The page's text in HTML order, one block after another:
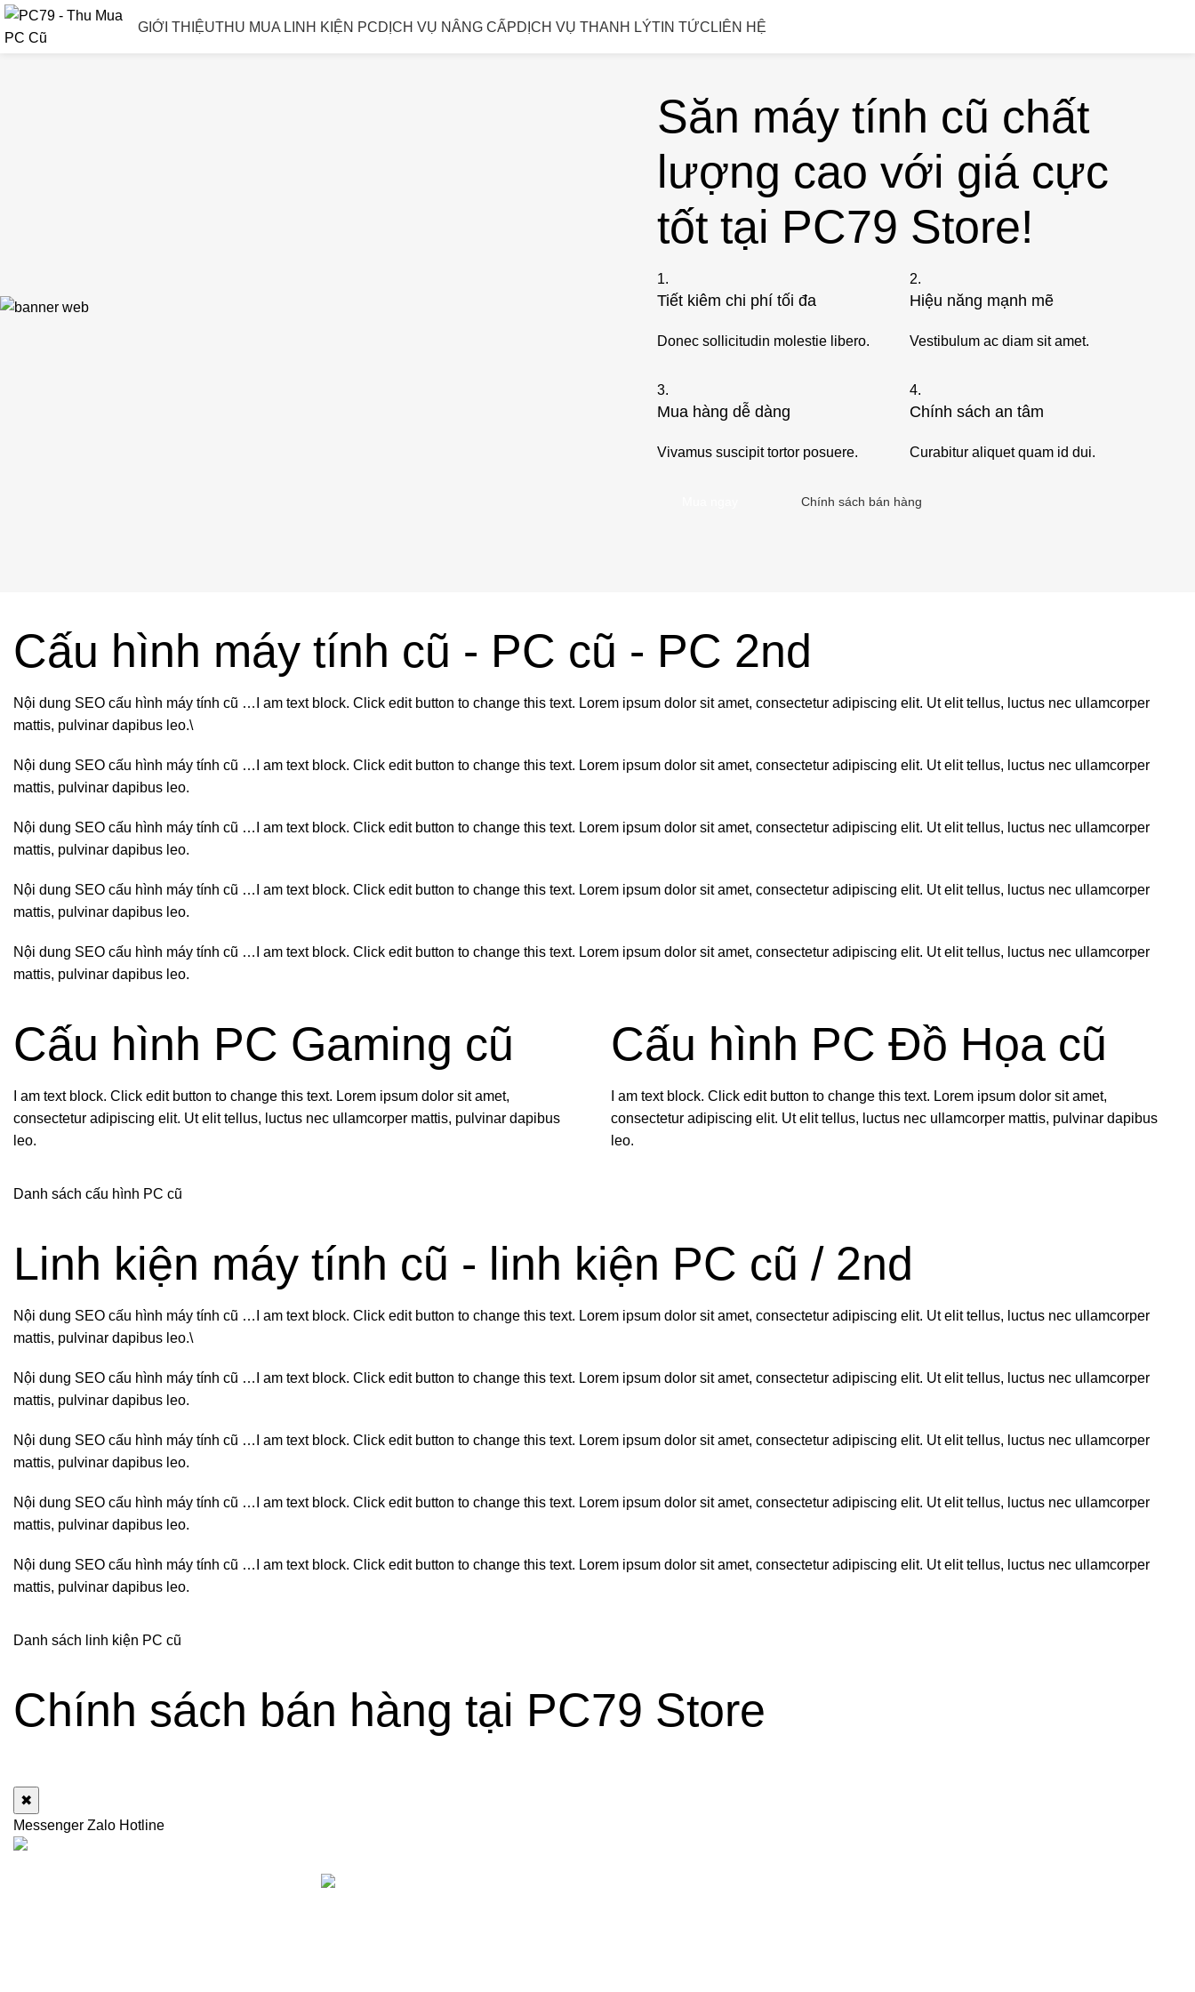
GIỚI THIỆUTHU MUA LINH KIỆN PCDỊCH VỤ NÂNG CẤPDỊCH VỤ THANH LÝTIN TỨC LIÊN HỆ
Săn máy tính cũ chất
lượng cao với giá cực
tốt tại PC79 Store!
1.
Tiết kiêm chi phí tối đa
Donec sollicitudin molestie libero.
2.
Hiệu năng mạnh mẽ
Vestibulum ac diam sit amet.
3.
Mua hàng dễ dàng
Vivamus suscipit tortor posuere.
4.
Chính sách an tâm
Curabitur aliquet quam id dui.
Chính sách bán hàng
Cấu hình máy tính cũ - PC cũ - PC 2nd
Nội dung SEO cấu hình máy tính cũ …I am text block. Click edit button to change this text. Lorem ipsum dolor sit amet, consectetur adipiscing elit. Ut elit tellus, luctus nec ullamcorper
mattis, pulvinar dapibus leo.\
Nội dung SEO cấu hình máy tính cũ …I am text block. Click edit button to change this text. Lorem ipsum dolor sit amet, consectetur adipiscing elit. Ut elit tellus, luctus nec ullamcorper
mattis, pulvinar dapibus leo.
Nội dung SEO cấu hình máy tính cũ …I am text block. Click edit button to change this text. Lorem ipsum dolor sit amet, consectetur adipiscing elit. Ut elit tellus, luctus nec ullamcorper
mattis, pulvinar dapibus leo.
Nội dung SEO cấu hình máy tính cũ …I am text block. Click edit button to change this text. Lorem ipsum dolor sit amet, consectetur adipiscing elit. Ut elit tellus, luctus nec ullamcorper
mattis, pulvinar dapibus leo.
Nội dung SEO cấu hình máy tính cũ …I am text block. Click edit button to change this text. Lorem ipsum dolor sit amet, consectetur adipiscing elit. Ut elit tellus, luctus nec ullamcorper
mattis, pulvinar dapibus leo.
Cấu hình PC Gaming cũ
I am text block. Click edit button to change this text. Lorem ipsum dolor sit amet,
consectetur adipiscing elit. Ut elit tellus, luctus nec ullamcorper mattis, pulvinar dapibus
leo.
Cấu hình PC Đồ Họa cũ
I am text block. Click edit button to change this text. Lorem ipsum dolor sit amet,
consectetur adipiscing elit. Ut elit tellus, luctus nec ullamcorper mattis, pulvinar dapibus
leo.
Danh sách cấu hình PC cũ
Linh kiện máy tính cũ - linh kiện PC cũ / 2nd
Nội dung SEO cấu hình máy tính cũ …I am text block. Click edit button to change this text. Lorem ipsum dolor sit amet, consectetur adipiscing elit. Ut elit tellus, luctus nec ullamcorper
mattis, pulvinar dapibus leo.\
Nội dung SEO cấu hình máy tính cũ …I am text block. Click edit button to change this text. Lorem ipsum dolor sit amet, consectetur adipiscing elit. Ut elit tellus, luctus nec ullamcorper
mattis, pulvinar dapibus leo.
Nội dung SEO cấu hình máy tính cũ …I am text block. Click edit button to change this text. Lorem ipsum dolor sit amet, consectetur adipiscing elit. Ut elit tellus, luctus nec ullamcorper
mattis, pulvinar dapibus leo.
Nội dung SEO cấu hình máy tính cũ …I am text block. Click edit button to change this text. Lorem ipsum dolor sit amet, consectetur adipiscing elit. Ut elit tellus, luctus nec ullamcorper
mattis, pulvinar dapibus leo.
Nội dung SEO cấu hình máy tính cũ …I am text block. Click edit button to change this text. Lorem ipsum dolor sit amet, consectetur adipiscing elit. Ut elit tellus, luctus nec ullamcorper
mattis, pulvinar dapibus leo.
Danh sách linh kiện PC cũ
Chính sách bán hàng tại PC79 Store
✖
Messenger Zalo Hotline